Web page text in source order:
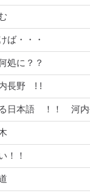
ば・・・
処に？？
長野 ! !
日本語 ！！ 河内
！！